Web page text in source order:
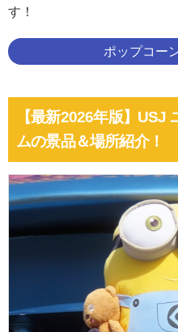
す！
ポップコー
【最新2026年版】USJ
ムの景品＆場所紹介！